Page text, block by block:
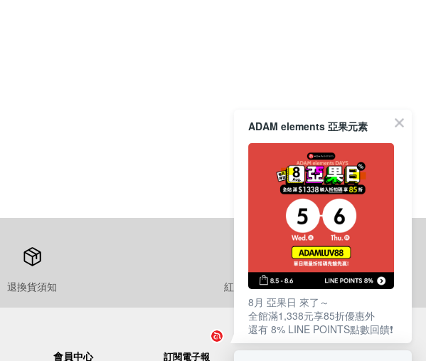
退換貨須知 紅利點數使用說明
會員中心 訂閱電子報
ADAM elements 亞果元素
8月 亞果日 來了～
全館滿1,338元享85折優惠外
還有 8% LINE POINTS點數回饋❗️